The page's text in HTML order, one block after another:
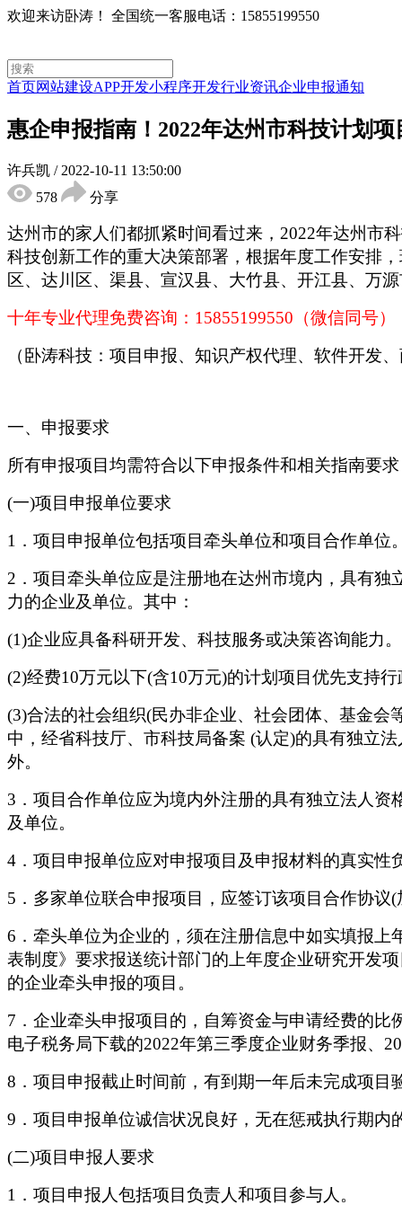
欢迎来访卧涛！ 全国统一客服电话：15855199550
首页网站建设APP开发小程序开发行业资讯企业申报通知
惠企申报指南！2022年达州市科技计划
许兵凯 / 2022-10-11 13:50:00
578
分享
达州市的家人们都抓紧时间看过来， 2022年达州市
科技创新工作的重大决策部署，根据年度工作安排
区、达川区、渠县、宣汉县、大竹县、开江县、万
十年专业代理免费咨询： 15855199550（微信同号）
（卧涛科技：项目申报、知识产权代理、软件开发
一、申报要求
所有申报项目均需符合以下申报条件和相关指南要
(一)项目申报单位要求
1．项目申报单位包括项目牵头单位和项目合作单位
2．项目牵头单位应是注册地在达州市境内，具有
力的企业及单位。其中：
(1)企业应具备科研开发、科技服务或决策咨询能力
(2)经费10万元以下(含10万元)的计划项目优先支持
(3)合法的社会组织(民办非企业、社会团体、基金
中，经省科技厅、市科技局备案 (认定)的具有独立
外。
3．项目合作单位应为境内外注册的具有独立法人
及单位。
4．项目申报单位应对申报项目及申报材料的真实
5．多家单位联合申报项目，应签订该项目合作协
6．牵头单位为企业的，须在注册信息中如实填报
表制度》要求报送统计部门的上年度企业研究开发
的企业牵头申报的项目。
7．企业牵头申报项目的，自筹资金与申请经费的
电子税务局下载的2022年第三季度企业财务季报、
8．项目申报截止时间前，有到期一年后未完成项目
9．项目申报单位诚信状况良好，无在惩戒执行期内
(二)项目申报人要求
1．项目申报人包括项目负责人和项目参与人。